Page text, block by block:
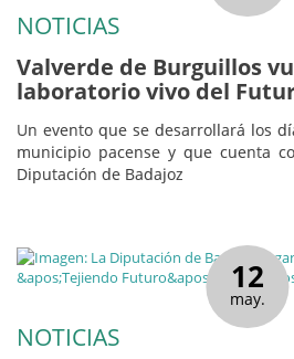
NOTICIAS
Valverde de Burguillos
laboratorio vivo del
Un evento que se desarrollará los
municipio pacense y que cuenta
Diputación de Badajoz
12
may.
NOTICIAS